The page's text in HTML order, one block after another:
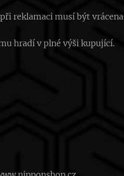
reklamaci musí být vrácena
hradí v plné výši kupující.